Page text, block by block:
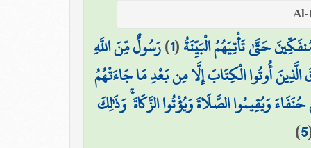
حَتَّىٰ تَأْتِيَهُمُ الْبَيِّنَةُ(
1
)رَسُولٌ مِّنَ اللَّهِ
الَّذِينَ أُوتُوا الْكِتَابَ إِلَّا مِن بَعْدِ مَا جَاءَتْهُمُ
وَيُقِيمُوا الصَّلَاةَ وَيُؤْتُوا الزَّكَاةَ ۚ وَذَٰلِكَ
5
)